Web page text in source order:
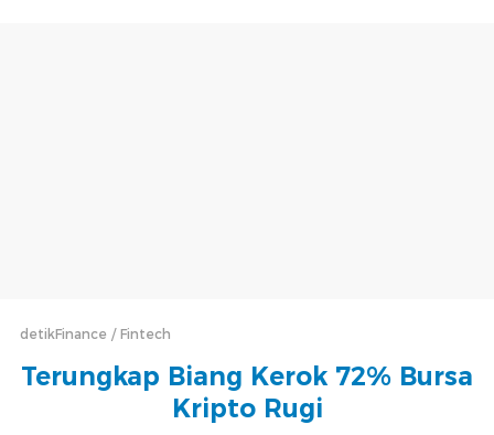
detikFinance Fintech
Terungkap Biang Kerok 72% Bursa
Kripto Rugi